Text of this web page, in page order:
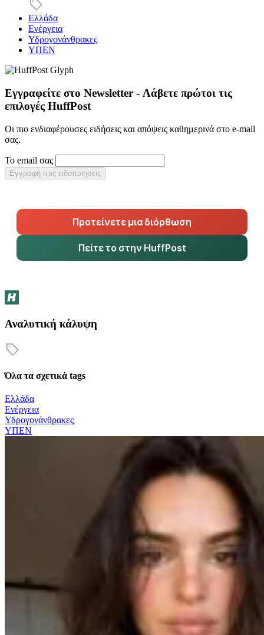
Ελλάδα
Ενέργεια
Υδρογονάνθρακες
ΥΠΕΝ
Εγγραφείτε στο Newsletter - Λάβετε πρώτοι τις
επιλογές HuffPost
Οι πιο ενδιαφέρουσες ειδήσεις και απόψεις καθημερινά στο e-mail
σας.
Το email σας
Εγγραφή στις ειδοποιήσεις
Προτείνετε μια διόρθωση
Πείτε το στην HuffPost
Αναλυτική κάλυψη
Όλα τα σχετικά tags
Ελλάδα
Ενέργεια
Υδρογονάνθρακες
ΥΠΕΝ